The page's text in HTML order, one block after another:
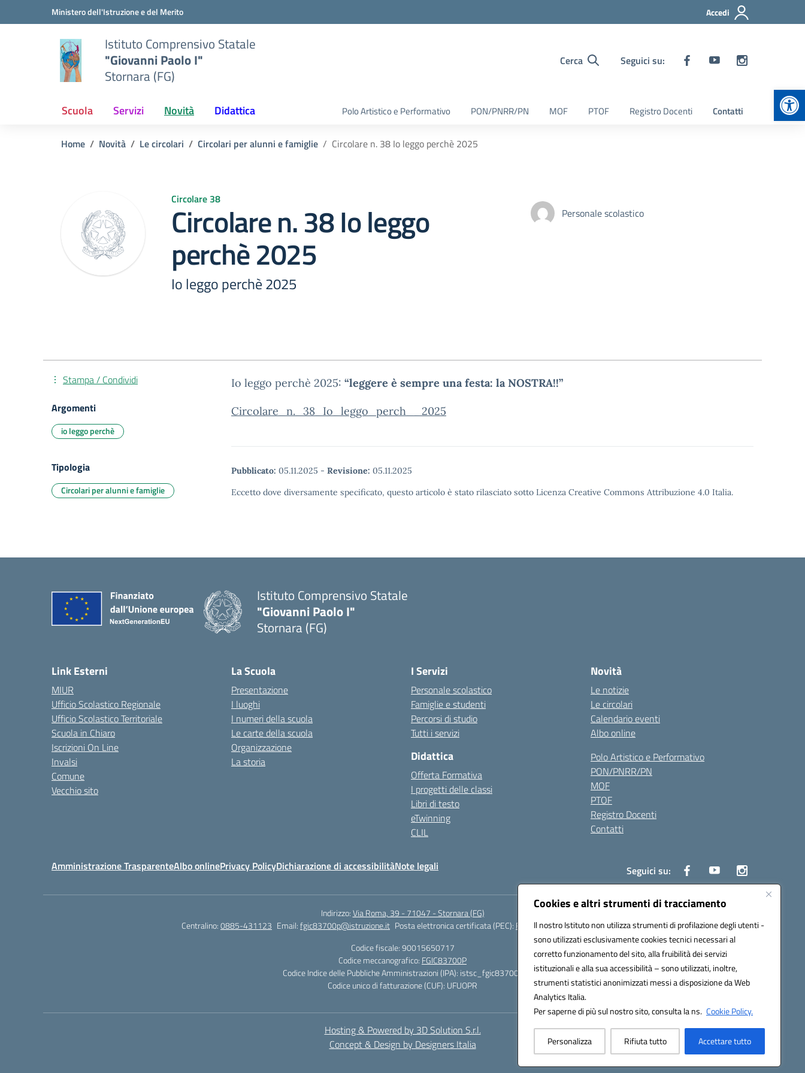
Cookies e altri strumenti di tracciamento
Il nostro Istituto non utilizza strumenti di profilazione degli utenti -
sono utilizzati esclusivamente cookies tecnici necessari al
corretto funzionamento del sito, alla fruibilità dei servizi
istituzionali e alla sua accessibilità – sono utilizzati, inoltre,
strumenti statistici anonimizzati messi a disposizione da Web
Analytics Italia.
Per saperne di più sul nostro sito, consulta la ns. Cookie Policy.
Personalizza Rifiuta tutto Accettare tutto
Vai ai contenuti
Vai al menu di navigazioneMinistero dell'Istruzione e del Merito Accedi
Istituto Comprensivo Statale
"Giovanni Paolo I"
Stornara (FG)
Cerca Seguici su:
Scuola Servizi Novità Didattica Polo Artistico e Performativo PON/PNRR/PN MOF PTOF Registro Docenti Contatti
Home Novità Le circolari Circolari per alunni e famiglie Circolare n. 38 Io leggo perchè 2025
Circolare 38
Circolare n. 38 Io leggo
perchè 2025
Io leggo perchè 2025
Personale scolastico
Io leggo perchè 2025: “leggere è sempre una festa: la NOSTRA!!”
Circolare_n._38_Io_leggo_perch__2025
Pubblicato: 05.11.2025 - Revisione: 05.11.2025
Eccetto dove diversamente specificato, questo articolo è stato rilasciato sotto Licenza Creative Commons Attribuzione 4.0 Italia.
Stampa / Condividi
Argomenti
io leggo perchè
Tipologia
Circolari per alunni e famiglie
Istituto Comprensivo Statale
"Giovanni Paolo I"
Stornara (FG)
Link Esterni
MIUR
Ufficio Scolastico Regionale
Ufficio Scolastico Territoriale
Scuola in Chiaro
Iscrizioni On Line
Invalsi
Comune
Vecchio sito
La Scuola
Presentazione
I luoghi
I numeri della scuola
Le carte della scuola
Organizzazione
La storia
I Servizi
Personale scolastico
Famiglie e studenti
Percorsi di studio
Tutti i servizi
Didattica
Offerta Formativa
I progetti delle classi
Libri di testo
eTwinning
CLIL
Novità
Le notizie
Le circolari
Calendario eventi
Albo online
Polo Artistico e Performativo
PON/PNRR/PN
MOF
PTOF
Registro Docenti
Contatti
Amministrazione TrasparenteAlbo onlinePrivacy PolicyDichiarazione di accessibilitàNote legali Seguici su:
Indirizzo:Via Roma, 39 - 71047 - Stornara (FG)
Centralino:0885-431123 Email:fgic83700p@istruzione.it Posta elettronica certificata (PEC): FGIC83700P@pec.istruzione.it
Codice fiscale: 90015650717
Codice meccanografico: FGIC83700P
Codice Indice delle Pubbliche Amministrazioni (IPA): istsc_fgic83700p
Codice unico di fatturazione (CUF): UFUOPR
Hosting & Powered by 3D Solution S.r.l.
Concept & Design by Designers Italia